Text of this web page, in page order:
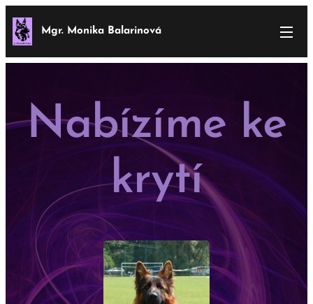
Mgr. Monika Balarinová
Nabízíme ke
krytí